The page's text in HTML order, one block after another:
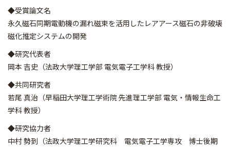
◆受賞論文名
永久磁石同期電動機の漏れ磁束を活用したレアアース磁石の非破壊
磁化推定システムの開発
◆研究代表者
岡本 吉史（法政大学理工学部 電気電子工学科 教授）
◆共同研究者
若尾 真治（早稲田大学理工学術院 先進理工学部 電気・情報生命工
学科 教授）
◆研究協力者
中村 勢到（法政大学理工学研究科 電気電子工学専攻 博士後期